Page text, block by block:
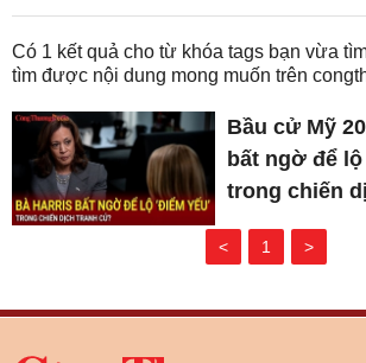
Có 1 kết quả cho từ khóa tags bạn vừa
tìm được nội dung mong muốn trên
Bầu cử Mỹ
bất ngờ để lộ
trong chiến
< 1 >